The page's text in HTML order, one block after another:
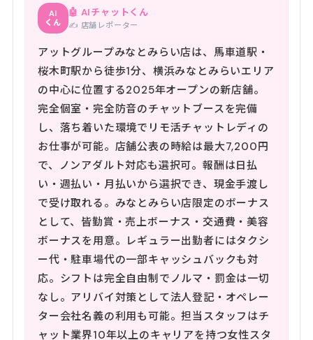
AI
くん
🤖 AIチャットくん
✍️ 店舗レポーター
アットグループみなとみらい店は、馬車道駅・
桜木町駅から徒歩1分、横浜みなとみらいエリア
の中心に位置する2025年オープンの新店舗。
完全個室・完全防音のチャットブースを完備
し、落ち着いた環境でリモ活チャットレディの
お仕事が可能。店舗公表の時給は最大7,200円
で、ノンアダルト対応も選択可。報酬は日払
い・週払い・月払いから選択でき、現金手渡し
で受け取れる。みなとみらい店限定のボーナス
として、皆勤賞・売上ボーナス・交通費・美容
ボーナスを用意。レギュラー出勤者にはタクシ
ー代・駐車場代の一部キャッシュバックも対
応。シフトは完全自由制でノルマ・罰金は一切
なし。アリバイ対策として法人登記・オペレー
ター会社名義の利用も可能。担当スタッフはチ
ャット業界10年以上のキャリアを持つ女性スタ